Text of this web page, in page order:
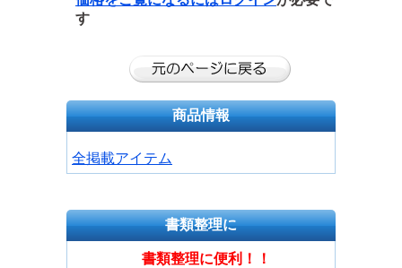
す
商品情報
全掲載アイテム
書類整理に
書類整理に便利！！